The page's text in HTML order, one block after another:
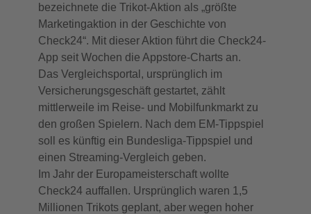
bezeichnete die Trikot-Aktion als „größte
Marketingaktion in der Geschichte von
Check24“. Mit dieser Aktion führt die Check24-
App seit Wochen die Appstore-Charts an.
Das Vergleichsportal, ursprünglich im
Versicherungsgeschäft gestartet, zählt
mittlerweile im Reise- und Mobilfunkmarkt zu
den großen Spielern. Nach dem EM-Tippspiel
soll es künftig ein Bundesliga-Tippspiel und
einen Streaming-Vergleich geben.
Im Jahr der Europameisterschaft wollte
Check24 auffallen. Ursprünglich waren 1,5
Millionen Trikots geplant, aber wegen hoher